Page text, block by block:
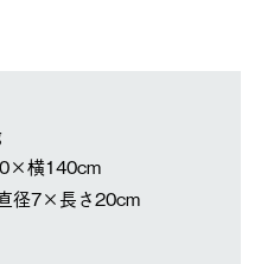
横140cm
径7×長さ20cm